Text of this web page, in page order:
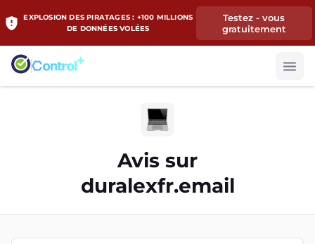
EXPLOSION DES PIRATAGES : +100 MILLIONS
DE DONNÉES VOLÉES
Testez - vous
gratuitement
Avis sur
duralexfr.email